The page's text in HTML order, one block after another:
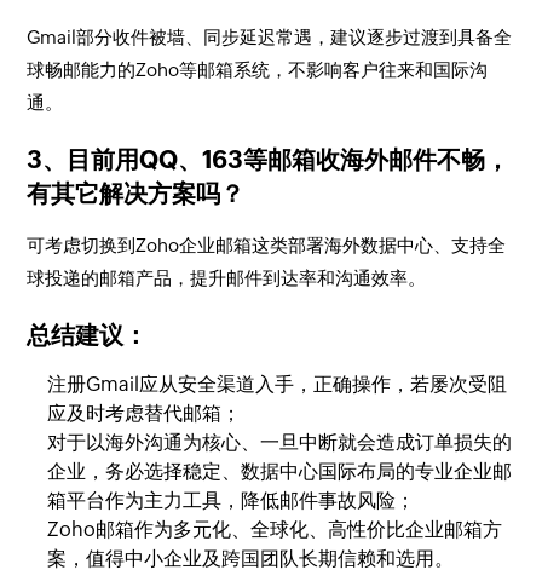
Gmail部分收件被墙、同步延迟常遇，建议逐步过渡到具备全
球畅邮能力的Zoho等邮箱系统，不影响客户往来和国际沟
通。
3、目前用QQ、163等邮箱收海外邮件不畅，
有其它解决方案吗？
可考虑切换到Zoho企业邮箱这类部署海外数据中心、支持全
球投递的邮箱产品，提升邮件到达率和沟通效率。
总结建议：
注册Gmail应从安全渠道入手，正确操作，若屡次受阻
应及时考虑替代邮箱；
对于以海外沟通为核心、一旦中断就会造成订单损失的
企业，务必选择稳定、数据中心国际布局的专业企业邮
箱平台作为主力工具，降低邮件事故风险；
Zoho邮箱作为多元化、全球化、高性价比企业邮箱方
案，值得中小企业及跨国团队长期信赖和选用。